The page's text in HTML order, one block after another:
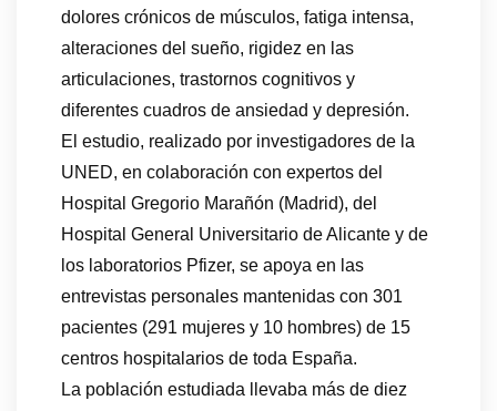
dolores crónicos de músculos, fatiga intensa,
alteraciones del sueño, rigidez en las
articulaciones, trastornos cognitivos y
diferentes cuadros de ansiedad y depresión.
El estudio, realizado por investigadores de la
UNED, en colaboración con expertos del
Hospital Gregorio Marañón (Madrid), del
Hospital General Universitario de Alicante y de
los laboratorios Pfizer, se apoya en las
entrevistas personales mantenidas con 301
pacientes (291 mujeres y 10 hombres) de 15
centros hospitalarios de toda España.
La población estudiada llevaba más de diez